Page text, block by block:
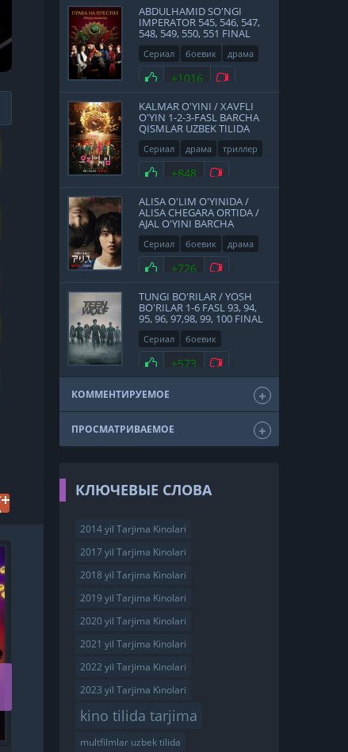
ABDULHAMID SO'NGI
IMPERATOR 545, 546, 547,
548, 549, 550, 551 FINAL
QISMLAR UZBEK TILIDA
Сериал боевик
драма
история
2017
Нравится
+1016 Не нравится
KALMAR O'YINI / XAVFLI
O'YIN 1-2-3-FASL BARCHA
QISMLAR UZBEK TILIDA
Сериал драма
триллер
2021
Нравится
+848 Не нравится
ALISA O'LIM O'YINIDA /
ALISA CHEGARA ORTIDA /
AJAL O'YINI BARCHA
QISMLAR UZBEK TILIDA
Сериал боевик
драма
фантастика
Япония
Нравится
+726 Не нравится
TUNGI BO'RILAR / YOSH
BO'RILAR 1-6 FASL 93, 94,
95, 96, 97,98, 99, 100 FINAL
QISMLAR UZBEK TILIDA
Сериал
боевик
мелодрама
драма
2011
Нравится
+573 Не нравится
КОММЕНТИРУЕМОЕ
ПРОСМАТРИВАЕМОЕ
КЛЮЧЕВЫЕ СЛОВА
2014 yil Tarjima Kinolari
2017 yil Tarjima Kinolari
2018 yil Tarjima Kinolari
2019 yil Tarjima Kinolari
2020 yil Tarjima Kinolari
2021 yil Tarjima Kinolari
2022 yil Tarjima Kinolari
2023 yil Tarjima Kinolari
kino tilida tarjima
multfilmlar uzbek tilida